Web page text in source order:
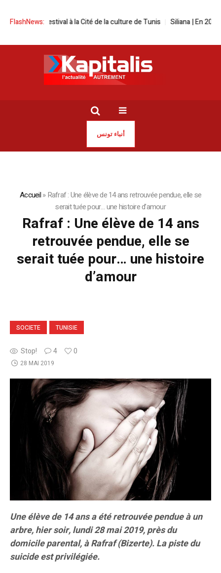
FlashNews:
screen festival à la Cité de la culture de Tunis Siliana | En 2025,
أنباء تونس
Accueil»Rafraf : Une élève de 14 ans retrouvée pendue, elle se
serait tuée pour… une histoire d’amour
Rafraf : Une élève de 14 ans
retrouvée pendue, elle se
serait tuée pour… une histoire
d’amour
SOCIETE TUNISIE
Stop! 4 0
28 MAI 2019
Une élève de 14 ans a été retrouvée pendue à un
arbre, hier soir, lundi 28 mai 2019, près du
domicile parental, à Rafraf (Bizerte). La piste du
suicide est privilégiée.